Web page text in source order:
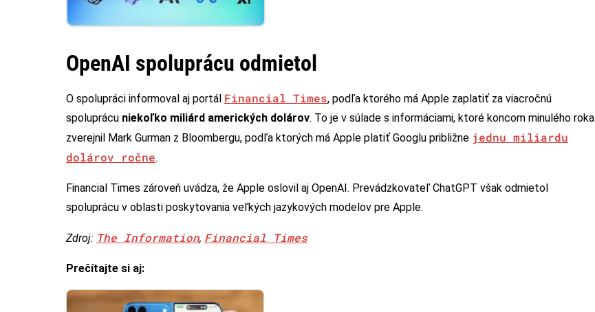
OpenAI spoluprácu odmietol
O spolupráci informoval aj portál Financial Times, podľa ktorého má Apple zaplatiť za viacročnú
spoluprácu niekoľko miliárd amerických dolárov. To je v súlade s informáciami, ktoré koncom minulého roka
zverejnil Mark Gurman z Bloombergu, podľa ktorých má Apple platiť Googlu približne jednu miliardu
dolárov ročne.
Financial Times zároveň uvádza, že Apple oslovil aj OpenAI. Prevádzkovateľ ChatGPT však odmietol
spoluprácu v oblasti poskytovania veľkých jazykových modelov pre Apple.
Zdroj: The Information, Financial Times
Prečítajte si aj: